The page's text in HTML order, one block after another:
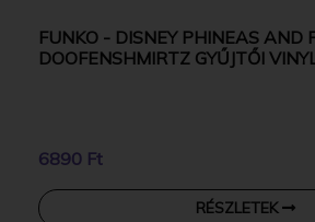
FUNKO - DISNEY PHINEAS AND
DOOFENSHMIRTZ GYŰJTŐI
6890 Ft
RÉSZLETEK